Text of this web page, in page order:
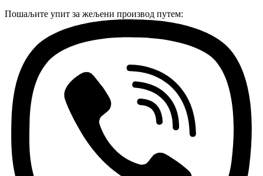
Пошаљите упит за жељени производ путем: